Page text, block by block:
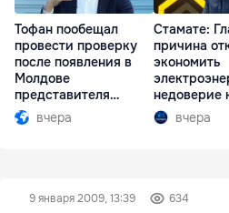
Тофан пообещал
провести проверку
после появления в
Молдове
представителя
Южной Осетии
вчера
Стамате:
причина
экономить
недоверие
вчера
9 января 2009, 13:39 634